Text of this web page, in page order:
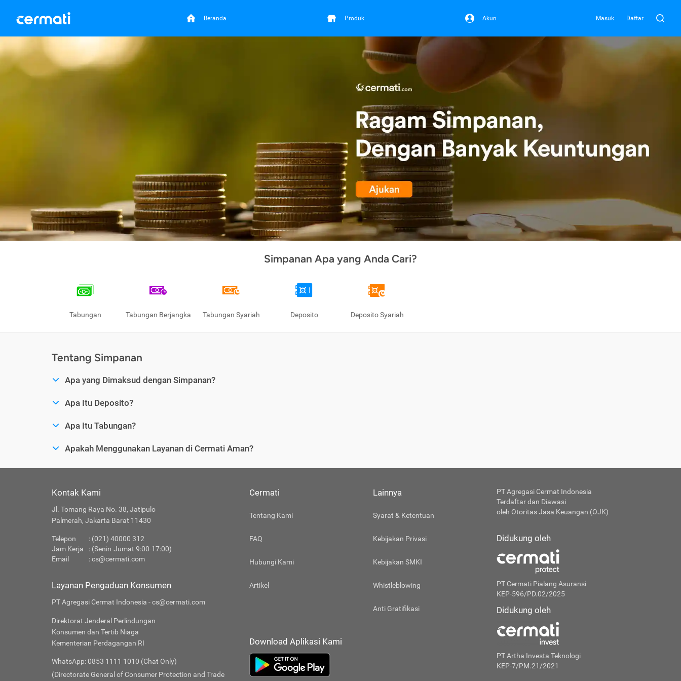
Beranda Produk Akun Masuk Daftar
Simpanan Apa yang Anda Cari?
Tabungan Tabungan Berjangka Tabungan Syariah Deposito Deposito Syariah
Tentang Simpanan
Apa yang Dimaksud dengan Simpanan?
Apa Itu Deposito?
Apa Itu Tabungan?
Apakah Menggunakan Layanan di Cermati Aman?
Kontak Kami
Jl. Tomang Raya No. 38, Jatipulo
Palmerah, Jakarta Barat 11430
Telepon
: (021) 40000 312
Jam Kerja
: (Senin-Jumat 9:00-17:00)
Email
:cs@cermati.com
Layanan Pengaduan Konsumen
PT Agregasi Cermat Indonesia - cs@cermati.com
Direktorat Jenderal Perlindungan
Konsumen dan Tertib Niaga
Kementerian Perdagangan RI
WhatsApp: 0853 1111 1010 (Chat Only)
(Directorate General of Consumer Protection and Trade
Cermati
Tentang Kami
FAQ
Hubungi Kami
Artikel
Lainnya
Syarat & Ketentuan
Kebijakan Privasi
Kebijakan SMKI
Whistleblowing
Anti Gratifikasi
Download Aplikasi Kami
PT Agregasi Cermat Indonesia
Terdaftar dan Diawasi
oleh Otoritas Jasa Keuangan (OJK)
Didukung oleh
PT Cermati Pialang Asuransi
KEP-596/PD.02/2025
Didukung oleh
PT Artha Investa Teknologi
KEP-7/PM.21/2021